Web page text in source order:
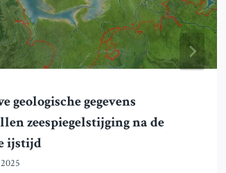
geologische gegevens
zeespiegelstijging na de
ijstijd